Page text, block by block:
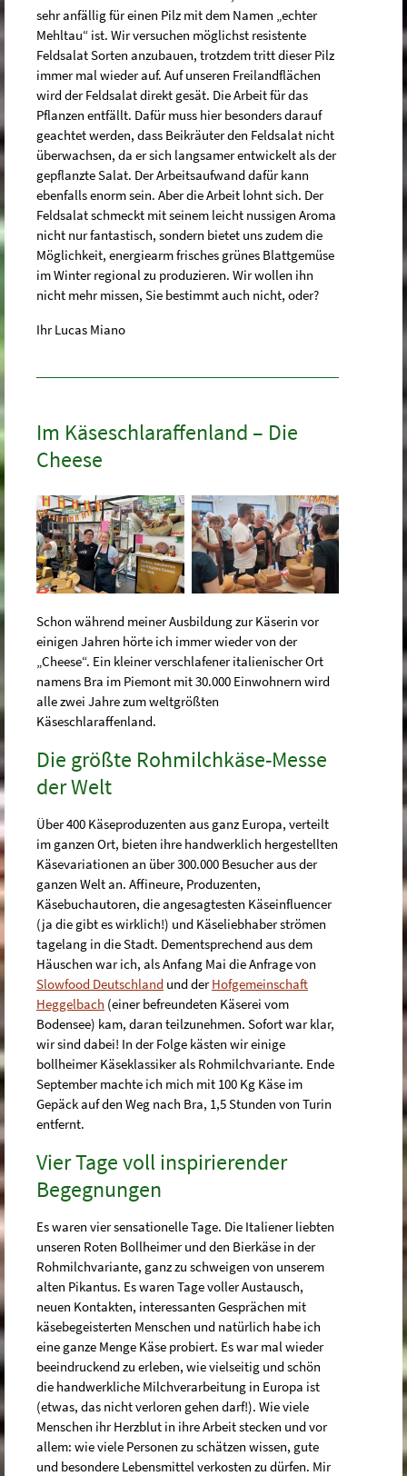
sehr anfällig für einen Pilz mit dem Namen „echter
Mehltau“ ist. Wir versuchen möglichst resistente
Feldsalat Sorten anzubauen, trotzdem tritt dieser Pilz
immer mal wieder auf. Auf unseren Freilandflächen
wird der Feldsalat direkt gesät. Die Arbeit für das
Pflanzen entfällt. Dafür muss hier besonders darauf
geachtet werden, dass Beikräuter den Feldsalat nicht
überwachsen, da er sich langsamer entwickelt als der
gepflanzte Salat. Der Arbeitsaufwand dafür kann
ebenfalls enorm sein. Aber die Arbeit lohnt sich. Der
Feldsalat schmeckt mit seinem leicht nussigen Aroma
nicht nur fantastisch, sondern bietet uns zudem die
Möglichkeit, energiearm frisches grünes Blattgemüse
im Winter regional zu produzieren. Wir wollen ihn
nicht mehr missen, Sie bestimmt auch nicht, oder?
Ihr Lucas Miano
Im Käse­schlaraffen­land – Die
Cheese
Schon während meiner Ausbildung zur Käserin vor
einigen Jahren hörte ich immer wieder von der
„Cheese“. Ein kleiner verschlafener italienischer Ort
namens Bra im Piemont mit 30.000 Einwohnern wird
alle zwei Jahre zum weltgrößten
Käseschlaraffenland.
Die größte Rohmilchkäse-Messe
der Welt
Über 400 Käseproduzenten aus ganz Europa, verteilt
im ganzen Ort, bieten ihre handwerklich hergestellten
Käsevariationen an über 300.000 Besucher aus der
ganzen Welt an. Affineure, Produzenten,
Käsebuchautoren, die angesagtesten Käseinfluencer
(ja die gibt es wirklich!) und Käseliebhaber strömen
tagelang in die Stadt. Dementsprechend aus dem
Häuschen war ich, als Anfang Mai die Anfrage von
Slowfood Deutschland und derHofgemeinschaft
Heggelbach (einer befreundeten Käserei vom
Bodensee) kam, daran teilzunehmen. Sofort war klar,
wir sind dabei! In der Folge kästen wir einige
bollheimer Käseklassiker als Rohmilchvariante. Ende
September machte ich mich mit 100 Kg Käse im
Gepäck auf den Weg nach Bra, 1,5 Stunden von Turin
entfernt.
Vier Tage voll inspirierender
Begegnungen
Es waren vier sensationelle Tage. Die Italiener liebten
unseren Roten Bollheimer und den Bierkäse in der
Rohmilchvariante, ganz zu schweigen von unserem
alten Pikantus. Es waren Tage voller Austausch,
neuen Kontakten, interessanten Gesprächen mit
käsebegeisterten Menschen und natürlich habe ich
eine ganze Menge Käse probiert. Es war mal wieder
beeindruckend zu erleben, wie vielseitig und schön
die handwerkliche Milchverarbeitung in Europa ist
(etwas, das nicht verloren gehen darf!). Wie viele
Menschen ihr Herzblut in ihre Arbeit stecken und vor
allem: wie viele Personen zu schätzen wissen, gute
und besondere Lebensmittel verkosten zu dürfen. Mir